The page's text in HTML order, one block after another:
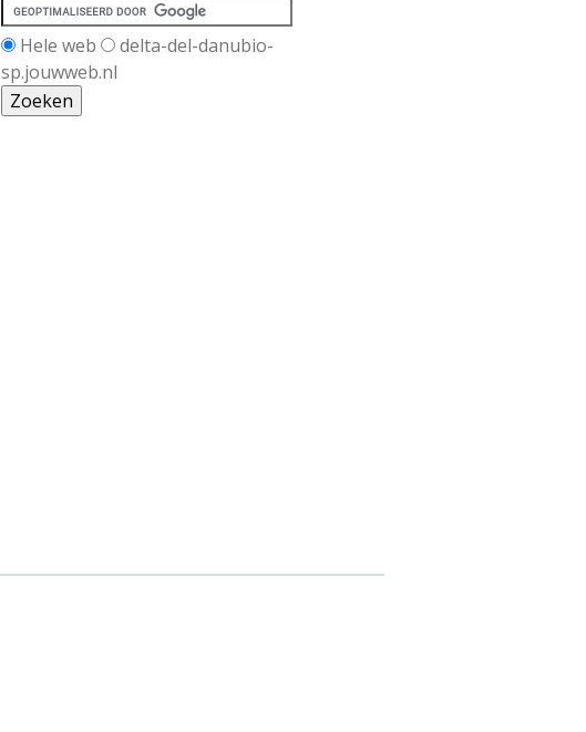
Hele web
delta-del-danubio-
sp.jouwweb.nl